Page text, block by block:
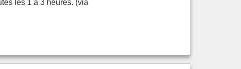
les 1 à 3 heures. (via